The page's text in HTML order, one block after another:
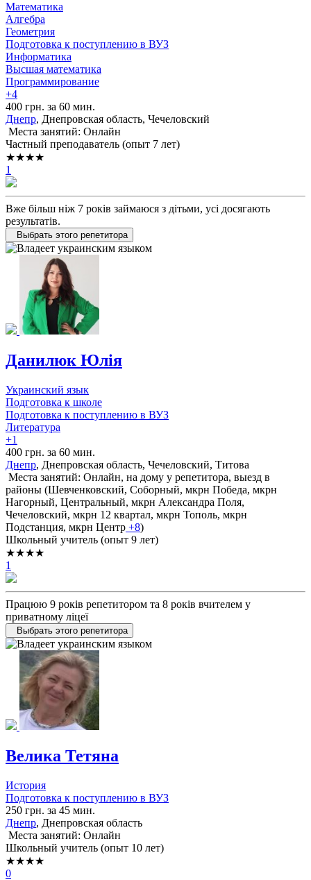
Математика
Алгебра
Геометрия
Подготовка к поступлению в ВУЗ
Информатика
Высшая математика
Программирование
+4
400 грн. за 60 мин.
Днепр, Днепровская область, Чечеловский
Места занятий: Онлайн
Частный преподаватель (опыт 7 лет)
★★★★
1
Вже більш ніж 7 років займаюся з дітьми, усі досягають
результатів.
Выбрать этого репетитора
Данилюк Юлія
Украинский язык
Подготовка к школе
Подготовка к поступлению в ВУЗ
Литература
+1
400 грн. за 60 мин.
Днепр, Днепровская область, Чечеловский, Титова
Места занятий: Онлайн, на дому у репетитора, выезд в
районы (Шевченковский, Соборный, мкрн Победа, мкрн
Нагорный, Центральный, мкрн Александра Поля,
Чечеловский, мкрн 12 квартал, мкрн Тополь, мкрн
Подстанция, мкрн Центр +8)
Школьный учитель (опыт 9 лет)
★★★★
1
Працюю 9 років репетитором та 8 років вчителем у
приватному ліцеї
Выбрать этого репетитора
Велика Тетяна
История
Подготовка к поступлению в ВУЗ
250 грн. за 45 мин.
Днепр, Днепровская область
Места занятий: Онлайн
Школьный учитель (опыт 10 лет)
★★★★
0